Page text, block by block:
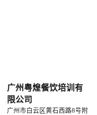
广州粤煌餐饮培训有
限公司
广州市白云区黄石西路8号附